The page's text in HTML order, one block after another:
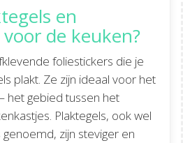
en
de keuken?
foliestickers die je
plakt. Ze zijn ideaal voor het
het gebied tussen het
Plaktegels, ook wel
zijn steviger en